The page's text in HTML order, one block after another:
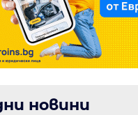
новини